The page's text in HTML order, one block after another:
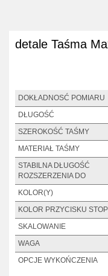
detale Taśma
DOKŁADNOSĆ POMIARU
DŁUGOŚĆ
SZEROKOŚĆ TAŚMY
MATERIAŁ TAŚMY
STABILNA DŁUGOŚĆ
ROZSZERZENIA DO
KOLOR(Y)
KOLOR PRZYCISKU STOP
SKALOWANIE
WAGA
OPCJE WYKOŃCZENIA